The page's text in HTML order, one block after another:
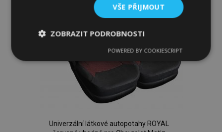
Univerzální látkové autopotahy ROYAL
VŠE PŘIJMOUT
ZOBRAZIT PODROBNOSTI
nutné
soubory
Výkonové
soubory
Soubory
POWERED BY COOKIESCRIPT